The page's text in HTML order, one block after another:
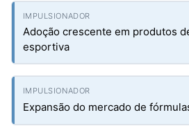
Adoção crescente em produtos
esportiva
Expansão do mercado de